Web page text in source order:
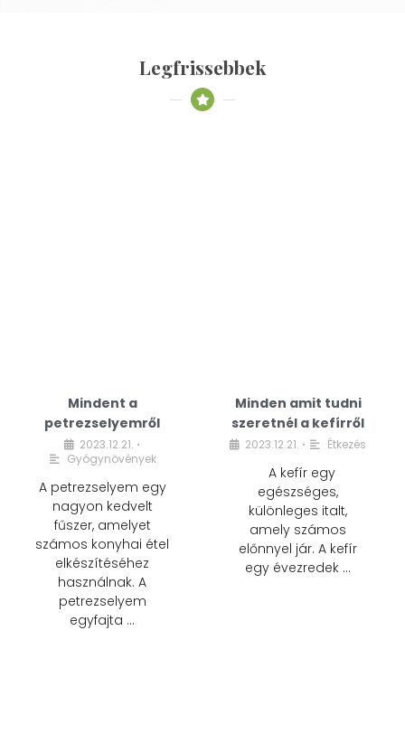
Legfrissebbek
Mindent a
petrezselyemről
2023.12.21. •
Gyógynövények
A petrezselyem egy
nagyon kedvelt
fűszer, amelyet
számos konyhai étel
elkészítéséhez
használnak. A
petrezselyem
egyfajta …
Minden amit tudni
szeretnél a kefírről
2023.12.21. • Étkezés
A kefír egy
egészséges,
különleges italt,
amely számos
előnnyel jár. A kefír
egy évezredek …